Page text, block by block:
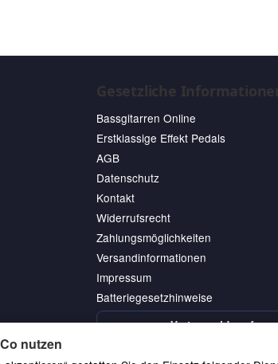
Gesetzliche Informationen
Bassgitarren Online
Erstklassige Effekt Pedals
AGB
Datenschutz
Kontakt
Widerrufsrecht
Zahlungsmöglichkeiten
Versandinformationen
Impressum
Batteriegesetzhinweise
Vertrag widerrufen
nutzen